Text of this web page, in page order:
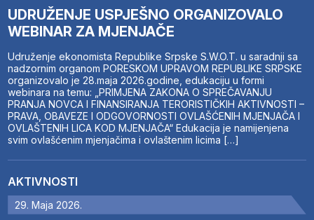
UDRUŽENJE USPJEŠNO ORGANIZOVALO
WEBINAR ZA MJENJAČE
Udruženje ekonomista Republike Srpske S.W.O.T. u saradnji sa
nadzornim organom PORESKOM UPRAVOM REPUBLIKE SRPSKE
organizovalo je 28.maja 2026.godine, edukaciju u formi
webinara na temu: „PRIMJENA ZAKONA O SPREČAVANJU
PRANJA NOVCA I FINANSIRANJA TERORISTIČKIH AKTIVNOSTI –
PRAVA, OBAVEZE I ODGOVORNOSTI OVLAŠĆENIH MJENJAČA I
OVLAŠTENIH LICA KOD MJENJAČA“ Edukacija je namijenjena
svim ovlašćenim mjenjačima i ovlaštenim licima […]
AKTIVNOSTI
29. Maja 2026.